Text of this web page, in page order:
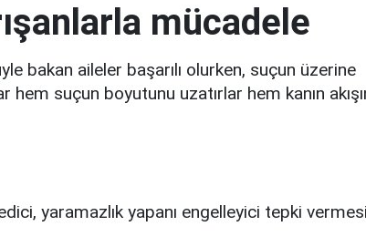
mücadele
bakan aileler başarılı olurken, suçun üzerine
suçun boyutunu uzatırlar hem kanın
yaramazlık yapanı engelleyici tepki vermesi